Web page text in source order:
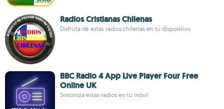
Radios Cristianas Chilenas
Disfruta de estas radios chilenas en tu dispositivo
BBC Radio 4 App Live Player Four Free
Online UK
Sintoniza estas radios en tu móvil